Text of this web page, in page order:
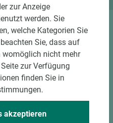
zur Anzeige
werden. Sie
welche Kategorien Sie
Sie, dass auf
womöglich nicht mehr
zur Verfügung
finden Sie in
akzeptieren